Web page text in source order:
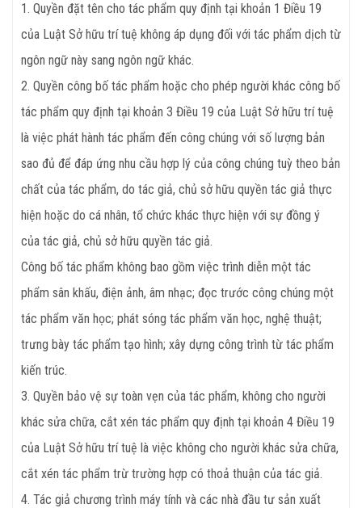
1. Quyền đặt tên cho tác phẩm quy định tại khoản 1 Điều 19
của Luật Sở hữu trí tuệ không áp dụng đối với tác phẩm dịch từ
ngôn ngữ này sang ngôn ngữ khác.
2. Quyền công bố tác phẩm hoặc cho phép người khác công bố
tác phẩm quy định tại khoản 3 Điều 19 của Luật Sở hữu trí tuệ
là việc phát hành tác phẩm đến công chúng với số lượng bản
sao đủ để đáp ứng nhu cầu hợp lý của công chúng tuỳ theo bản
chất của tác phẩm, do tác giả, chủ sở hữu quyền tác giả thực
hiện hoặc do cá nhân, tổ chức khác thực hiện với sự đồng ý
của tác giả, chủ sở hữu quyền tác giả.
Công bố tác phẩm không bao gồm việc trình diễn một tác
phẩm sân khấu, điện ảnh, âm nhạc; đọc trước công chúng một
tác phẩm văn học; phát sóng tác phẩm văn học, nghệ thuật;
trưng bày tác phẩm tạo hình; xây dựng công trình từ tác phẩm
kiến trúc.
3. Quyền bảo vệ sự toàn vẹn của tác phẩm, không cho người
khác sửa chữa, cắt xén tác phẩm quy định tại khoản 4 Điều 19
của Luật Sở hữu trí tuệ là việc không cho người khác sửa chữa,
cắt xén tác phẩm trừ trường hợp có thoả thuận của tác giả.
4. Tác giả chương trình máy tính và các nhà đầu tư sản xuất